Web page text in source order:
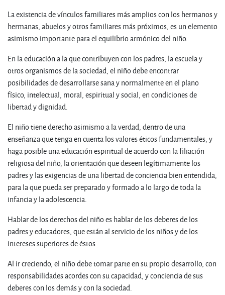
La existencia de vínculos familiares más amplios con los hermanos y
hermanas, abuelos y otros familiares más próximos, es un elemento
asimismo importante para el equilibrio armónico del niño.
En la educación a la que contribuyen con los padres, la escuela y
otros organismos de la sociedad, el niño debe encontrar
posibilidades de desarrollarse sana y normalmente en el plano
físico, intelectual, moral, espiritual y social, en condiciones de
libertad y dignidad.
El niño tiene derecho asimismo a la verdad, dentro de una
enseñanza que tenga en cuenta los valores éticos fundamentales, y
haga posible una educación espiritual de acuerdo con la filiación
religiosa del niño, la orientación que deseen legítimamente los
padres y las exigencias de una libertad de conciencia bien entendida,
para la que pueda ser preparado y formado a lo largo de toda la
infancia y la adolescencia.
Hablar de los derechos del niño es hablar de los deberes de los
padres y educadores, que están al servicio de los niños y de los
intereses superiores de éstos.
Al ir creciendo, el niño debe tomar parte en su propio desarrollo, con
responsabilidades acordes con su capacidad, y conciencia de sus
deberes con los demás y con la sociedad.